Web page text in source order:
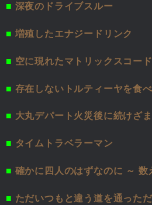
■ 深夜のドライブスルー
■ 増殖したエナジードリンク
■ 空に現れたマトリックスコード
■ 存在しないトルティーヤを食
■ 大丸デパート火災後に続けざ
■ タイムトラベラーマン
■ 確かに四人のはずなのに ～ 数
■ ただいつもと違う道を通った